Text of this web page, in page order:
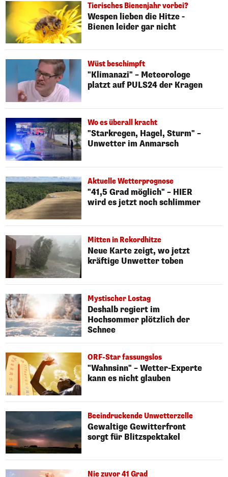
Tierisches Bienenjahr vorbei?
Wespen lieben die Hitze -
Bienen leider gar nicht
Wüst beschimpft
"Klimanazi" – Meteorologe
platzt auf PULS24 der Kragen
Wo es überall kracht
"Starkregen, Hagel, Sturm" –
Unwetter im Anmarsch
Aktuelle Wetterprognose
"41,5 Grad möglich" – HIER
wird es jetzt noch schlimmer
Mitten in Rekordhitze
Neue Karte zeigt, wo jetzt
kräftige Unwetter toben
Mystischer Lostag
Deshalb regiert im
Hochsommer plötzlich der
Schnee
ORF-Star fassungslos
"Wahnsinn" – Wetter-Experte
kann es nicht glauben
Beeindruckende Unwetterzelle
Gewaltige Gewitterfront
sorgt für Blitzspektakel
Nie zuvor 41 Grad